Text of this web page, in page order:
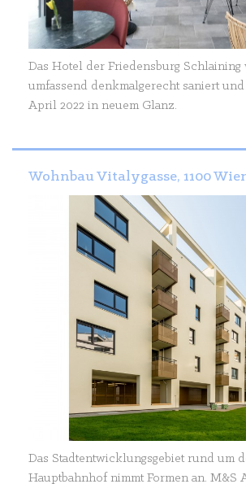
Das Hotel der Friedensburg Schlaining
umfassend denkmalgerecht saniert
April 2022 in neuem Glanz.
Wohnbau Vitalygasse, 1100
Das Stadtentwicklungsgebiet rund um
Hauptbahnhof nimmt Formen an. M&S